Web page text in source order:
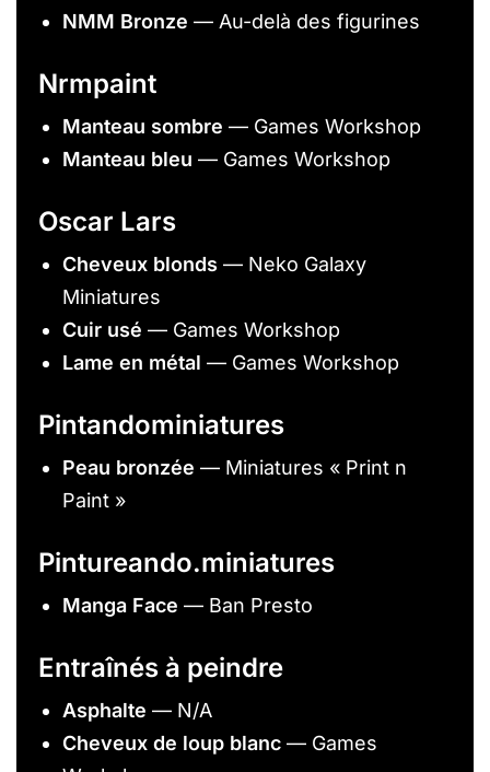
NMM Bronze — Au-delà des figurines
Nrmpaint
Manteau sombre — Games Workshop
Manteau bleu — Games Workshop
Oscar Lars
Cheveux blonds — Neko Galaxy
Miniatures
Cuir usé — Games Workshop
Lame en métal — Games Workshop
Pintandominiatures
Peau bronzée — Miniatures « Print n
Paint »
Pintureando.miniatures
Manga Face — Ban Presto
Entraînés à peindre
Asphalte — N/A
Cheveux de loup blanc— Games